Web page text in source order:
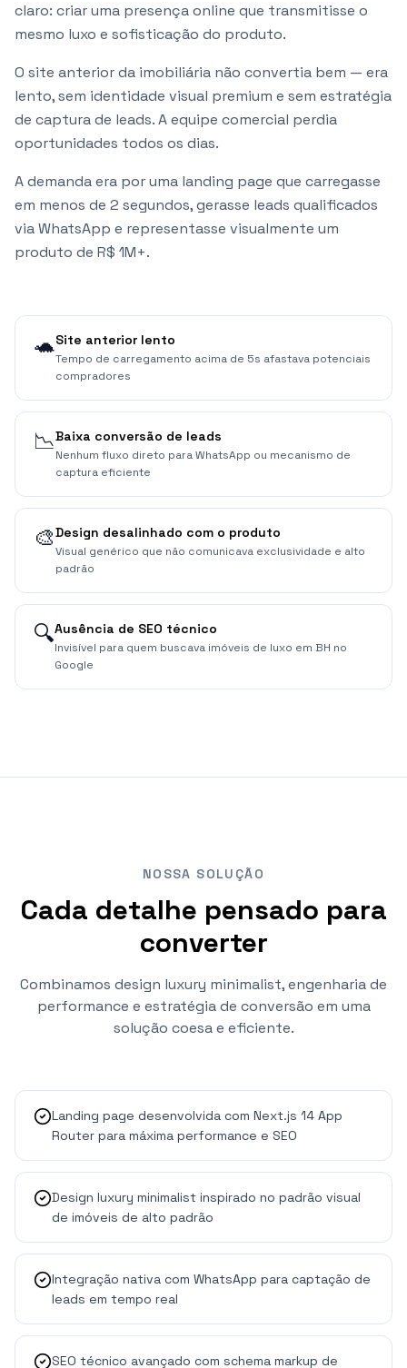
claro: criar uma presença online que transmitisse o
mesmo luxo e sofisticação do produto.
O site anterior da imobiliária não convertia bem — era
lento, sem identidade visual premium e sem estratégia
de captura de leads. A equipe comercial perdia
oportunidades todos os dias.
A demanda era por uma landing page que carregasse
em menos de 2 segundos, gerasse leads qualificados
via WhatsApp e representasse visualmente um
produto de R$ 1M+.
🐢Site anterior lento
Tempo de carregamento acima de 5s afastava potenciais
compradores
📉Baixa conversão de leads
Nenhum fluxo direto para WhatsApp ou mecanismo de
captura eficiente
🎨Design desalinhado com o produto
Visual genérico que não comunicava exclusividade e alto
padrão
🔍Ausência de SEO técnico
Invisível para quem buscava imóveis de luxo em BH no
Google
NOSSA SOLUÇÃO
Cada detalhe pensado para
converter
Combinamos design luxury minimalist, engenharia de
performance e estratégia de conversão em uma
solução coesa e eficiente.
Landing page desenvolvida com Next.js 14 App
Router para máxima performance e SEO
Design luxury minimalist inspirado no padrão visual
de imóveis de alto padrão
Integração nativa com WhatsApp para captação de
leads em tempo real
SEO técnico avançado com schema markup de